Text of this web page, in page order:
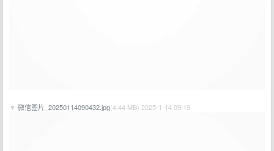
▼ 微信图片_20250114090432.jpg(4.44 MB) 2025-1-14 09:19